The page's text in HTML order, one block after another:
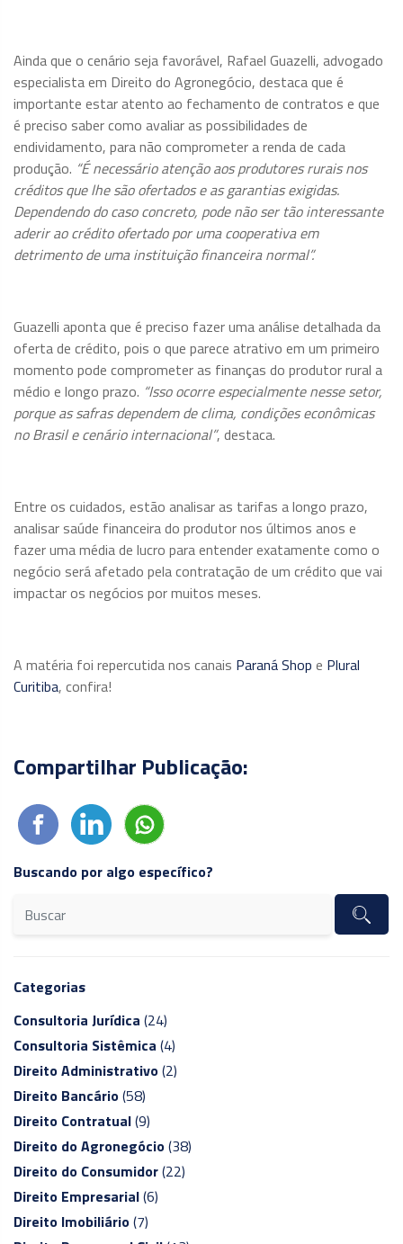
Ainda que o cenário seja favorável, Rafael Guazelli, advogado
especialista em Direito do Agronegócio, destaca que é
importante estar atento ao fechamento de contratos e que
é preciso saber como avaliar as possibilidades de
endividamento, para não comprometer a renda de cada
produção. “É necessário atenção aos produtores rurais nos
créditos que lhe são ofertados e as garantias exigidas.
Dependendo do caso concreto, pode não ser tão interessante
aderir ao crédito ofertado por uma cooperativa em
detrimento de uma instituição financeira normal”.
Guazelli aponta que é preciso fazer uma análise detalhada da
oferta de crédito, pois o que parece atrativo em um primeiro
momento pode comprometer as finanças do produtor rural a
médio e longo prazo. “Isso ocorre especialmente nesse setor,
porque as safras dependem de clima, condições econômicas
no Brasil e cenário internacional”, destaca.
Entre os cuidados, estão analisar as tarifas a longo prazo,
analisar saúde financeira do produtor nos últimos anos e
fazer uma média de lucro para entender exatamente como o
negócio será afetado pela contratação de um crédito que vai
impactar os negócios por muitos meses.
A matéria foi repercutida nos canais Paraná Shop e Plural
Curitiba, confira!
Compartilhar Publicação:
Buscando por algo específico?
Categorias
Consultoria Jurídica (24)
Consultoria Sistêmica (4)
Direito Administrativo(2)
Direito Bancário(58)
Direito Contratual(9)
Direito do Agronegócio(38)
Direito do Consumidor(22)
Direito Empresarial(6)
Direito Imobiliário(7)